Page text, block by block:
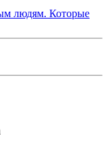
людям. Которые